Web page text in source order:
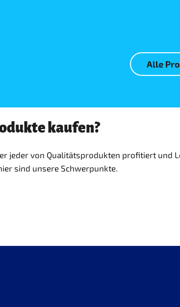
Alle
kaufen?
jeder von Qualitätsprodukten profitiert und
sind unsere Schwerpunkte.